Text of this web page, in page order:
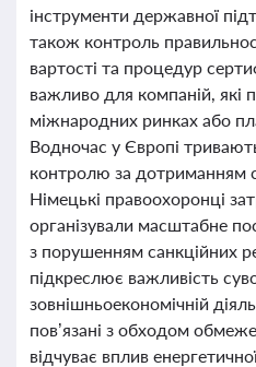
інструменти державної
також контроль
вартості та процедур
важливо для компаній, які
міжнародних ринках або
Водночас у Європі
контролю за дотриманням
Німецькі правоохоронці
організували масштабне
з порушенням санкційних
підкреслює важливість
зовнішньоекономічній
пов’язані з обходом
відчуває вплив